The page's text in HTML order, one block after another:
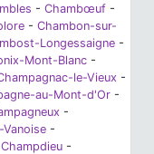
- Chambœuf -
- Chambon-sur-
Longessaigne -
Mont-Blanc -
le-Vieux -
au-Mont-d'Or -
-
-
Champdieu -